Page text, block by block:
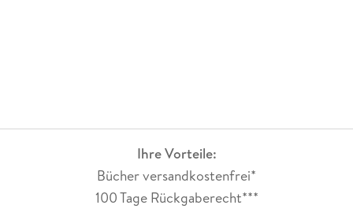
Ihre Vorteile:
Bücher versandkostenfrei*
100 Tage Rückgaberecht***